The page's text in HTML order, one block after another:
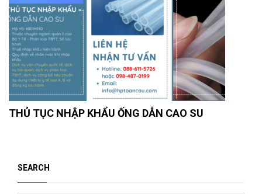
THỦ TỤC NHẬP KHẨU ỐNG DẪN CAO SU
SEARCH